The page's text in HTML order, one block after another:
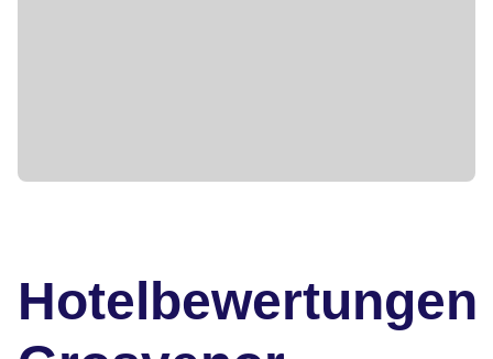
Hotelbewertungen